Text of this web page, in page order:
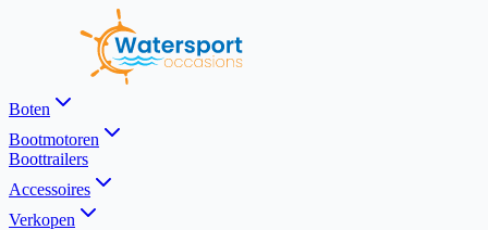
Boten
Bootmotoren
Boottrailers
Accessoires
Verkopen